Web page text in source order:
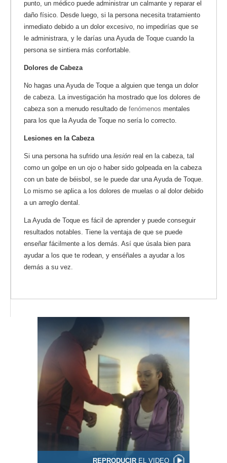
REPRODUCIR EL VIDEO
punto, un médico puede administrar un calmante y reparar el
daño físico. Desde luego, si la persona necesita tratamiento
inmediato debido a un dolor excesivo, no impedirías que se
le administrara, y le darías una Ayuda de Toque cuando la
persona se sintiera más confortable.
Dolores de Cabeza
No hagas una Ayuda de Toque a alguien que tenga un dolor
de cabeza. La investigación ha mostrado que los dolores de
cabeza son a menudo resultado de fenómenos mentales
para los que la Ayuda de Toque no sería lo correcto.
Lesiones en la Cabeza
Si una persona ha sufrido una lesión real en la cabeza, tal
como un golpe en un ojo o haber sido golpeada en la cabeza
con un bate de béisbol, se le puede dar una Ayuda de Toque.
Lo mismo se aplica a los dolores de muelas o al dolor debido
a un arreglo dental.
La Ayuda de Toque es fácil de aprender y puede conseguir
resultados notables. Tiene la ventaja de que se puede
enseñar fácilmente a los demás. Así que úsala bien para
ayudar a los que te rodean, y enséñales a ayudar a los
demás a su vez.